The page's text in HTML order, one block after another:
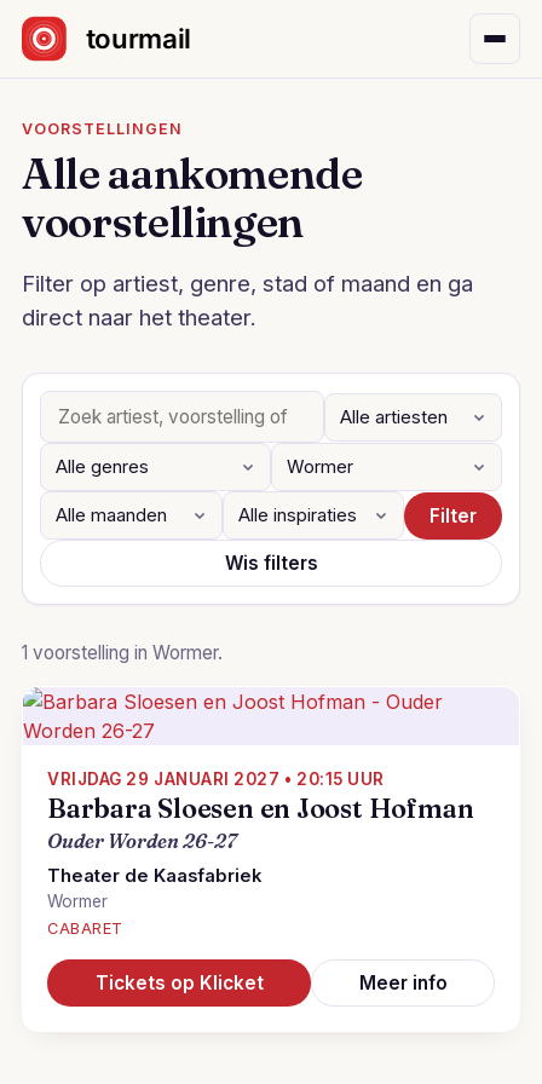
Sla navigatie over
VOORSTELLINGEN
Alle aankomende
voorstellingen
Filter op artiest, genre, stad of maand en ga
direct naar het theater.
Filter
Wis filters
1 voorstelling in Wormer.
VRIJDAG 29 JANUARI 2027 • 20:15 UUR
Barbara Sloesen en Joost Hofman
Ouder Worden 26-27
Theater de Kaasfabriek
Wormer
CABARET
Tickets op Klicket Meer info